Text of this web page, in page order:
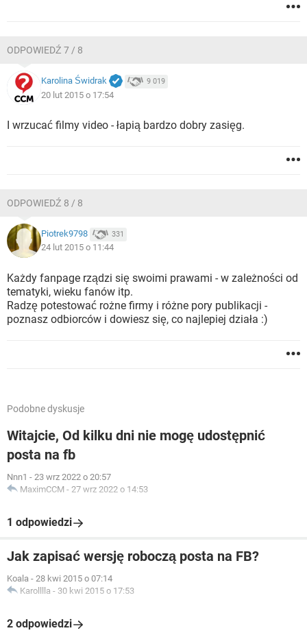
ODPOWIEDŹ 7 / 8
Karolina Świdrak 9 019
20 lut 2015 o 17:54
I wrzucać filmy video - łapią bardzo dobry zasięg.
ODPOWIEDŹ 8 / 8
Piotrek9798 331
24 lut 2015 o 11:44
Każdy fanpage rządzi się swoimi prawami - w zależności od
tematyki, wieku fanów itp.
Radzę potestować rożne firmy i różne pory publikacji -
poznasz odbiorców i dowiesz się, co najlepiej działa :)
Podobne dyskusje
Witajcie, Od kilku dni nie mogę udostępnić
posta na fb
Nnn1 - 23 wrz 2022 o 20:57
MaximCCM - 27 wrz 2022 o 14:53
1 odpowiedzi
Jak zapisać wersję roboczą posta na FB?
Koala - 28 kwi 2015 o 07:14
Karolllla - 30 kwi 2015 o 17:53
2 odpowiedzi